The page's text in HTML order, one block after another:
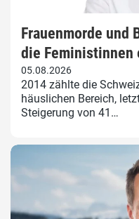
Frauenmorde und
die Feministinnen
05.08.2026
2014 zählte die
häuslichen Bereich,
Steigerung von 41…